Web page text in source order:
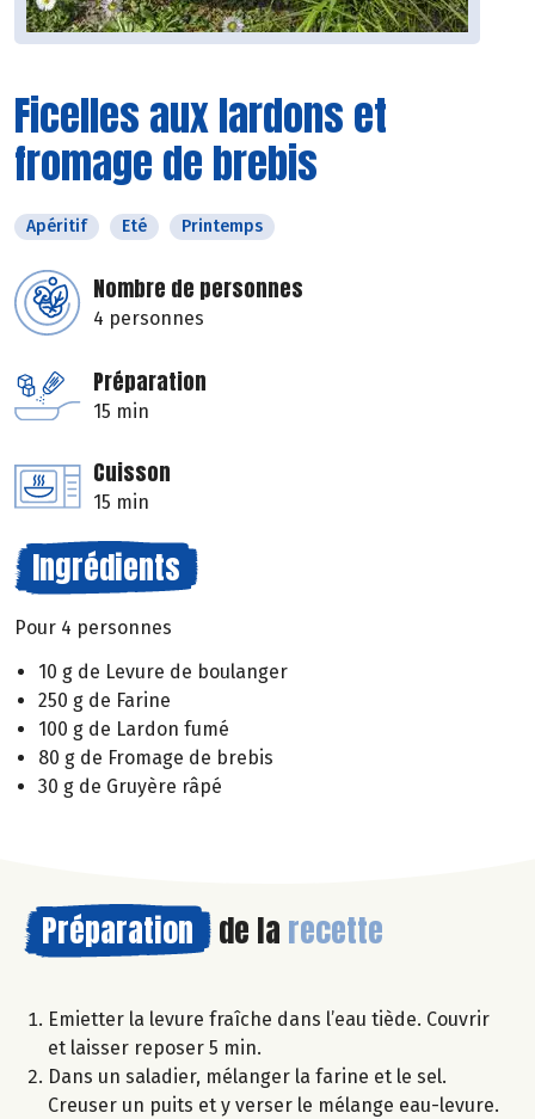
Ficelles aux lardons et
fromage de brebis
Apéritif Eté Printemps
Nombre de personnes
4 personnes
Préparation
15 min
Cuisson
15 min
Ingrédients
Pour 4 personnes
10 g de Levure de boulanger
250 g de Farine
100 g de Lardon fumé
80 g de Fromage de brebis
30 g de Gruyère râpé
Préparation de la recette
Emietter la levure fraîche dans l’eau tiède. Couvrir
et laisser reposer 5 min.
Dans un saladier, mélanger la farine et le sel.
Creuser un puits et y verser le mélange eau-levure.